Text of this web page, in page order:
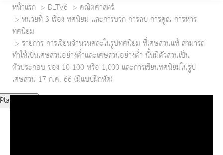
หน้าแรก DLTV6
คณิตศาสตร์
หน่วยที่ 3 เรื่อง ทศนิยม และการบวก การลบ การคูณ การหาร
ทศนิยม
รายการ การเขียนจำนวนคละในรูปทศนิยม ที่เศษส่วนแท้ สามารถ
ทำให้เป็นเศษส่วนอย่างต่ำและเศษส่วนอย่างต่ำ นั้นมีตัวส่วนเป็น
ตัวประกอบ ของ 10 100 หรือ 1,000 และการเขียนทศนิยมในรูป
เศษส่วน 17 ก.ค. 66 (มีแบบฝึกหัด)
Play Video